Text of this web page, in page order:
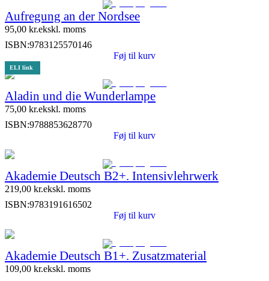
Aufregung an der Nordsee
95,00 kr.ekskl. moms
ISBN:9783125570146
Føj til kurv
ELI link
Aladin und die Wunderlampe
75,00 kr.ekskl. moms
ISBN:9788853628770
Føj til kurv
Akademie Deutsch B2+. Intensivlehrwerk
219,00 kr.ekskl. moms
ISBN:9783191616502
Føj til kurv
Akademie Deutsch B1+. Zusatzmaterial
109,00 kr.ekskl. moms